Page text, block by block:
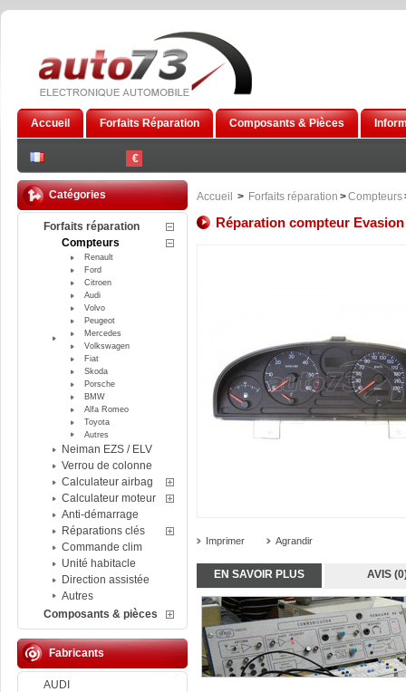
€
Accueil Forfaits Réparation Composants & Pièces
Catégories
Forfaits réparation
Compteurs
Renault
Ford
Citroen
Audi
Volvo
Peugeot
Mercedes
Volkswagen
Fiat
Skoda
Porsche
BMW
Alfa Romeo
Toyota
Autres
Neiman EZS / ELV
Verrou de colonne
Calculateur airbag
Calculateur moteur
Anti-démarrage
Réparations clés
Commande clim
Unité habitacle
Direction assistée
Autres
Composants & pièces
Fabricants
AUDI
Accueil > Forfaits réparation >Compteurs
Réparation compteur Evasion
Imprimer Agrandir
EN SAVOIR PLUS AVIS